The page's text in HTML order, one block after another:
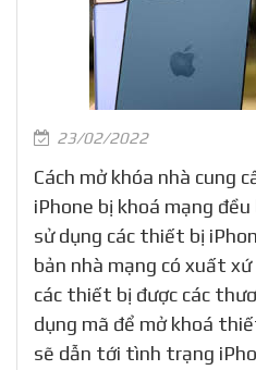
23/02/2022
Cách mở khóa nhà cung
iPhone bị khoá mạng
sử dụng các thiết bị
bản nhà mạng có xuất
các thiết bị được các
dụng mã để mở khoá
sẽ dẫn tới tình trạng